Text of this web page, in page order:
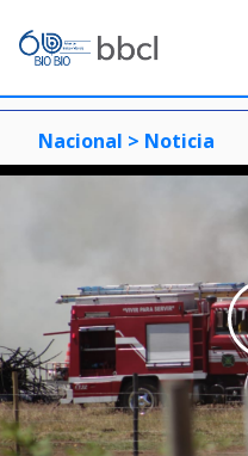
Nacional > Noticia